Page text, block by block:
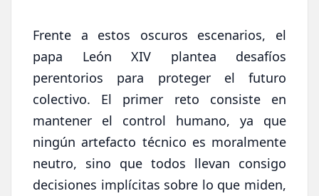
Frente a estos oscuros escenarios, el
papa León XIV plantea desafíos
perentorios para proteger el futuro
colectivo. El primer reto consiste en
mantener el control humano, ya que
ningún artefacto técnico es moralmente
neutro, sino que todos llevan consigo
decisiones implícitas sobre lo que miden,